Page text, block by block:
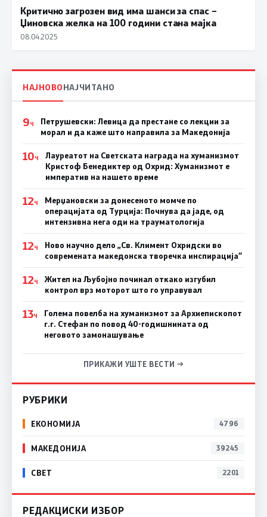
Критично загрозен вид има шанси за спас –
Џиновска желка на 100 години стана мајка
08.04.2025
НАЈНОВОНАЈЧИТАНО
9Ч
Петрушевски: Левица да престане со лекции за
морал и да каже што направила за Македонија
10Ч
Лауреатот на Светската награда на хуманизмот
Кристоф Бенедиктер од Охрид: Хуманизмот е
императив на нашето време
12Ч
Мерџановски за донесеното момче по
операцијата од Турција: Почнува да јаде, од
интензивна нега оди на трауматологија
12Ч
Ново научно дело „Св. Климент Охридски во
современата македонска творечка инспирација“
12Ч
Жител на Љубојно починал откако изгубил
контрол врз моторот што го управувал
13Ч
Голема повелба на хуманизмот за Архиепископот
г.г. Стефан по повод 40-годишнината од
неговото замонашување
ПРИКАЖИ УШТЕ ВЕСТИ →
РУБРИКИ
ЕКОНОМИЈА 4796
МАКЕДОНИЈА 39245
СВЕТ 2201
РЕДАКЦИСКИ ИЗБОР